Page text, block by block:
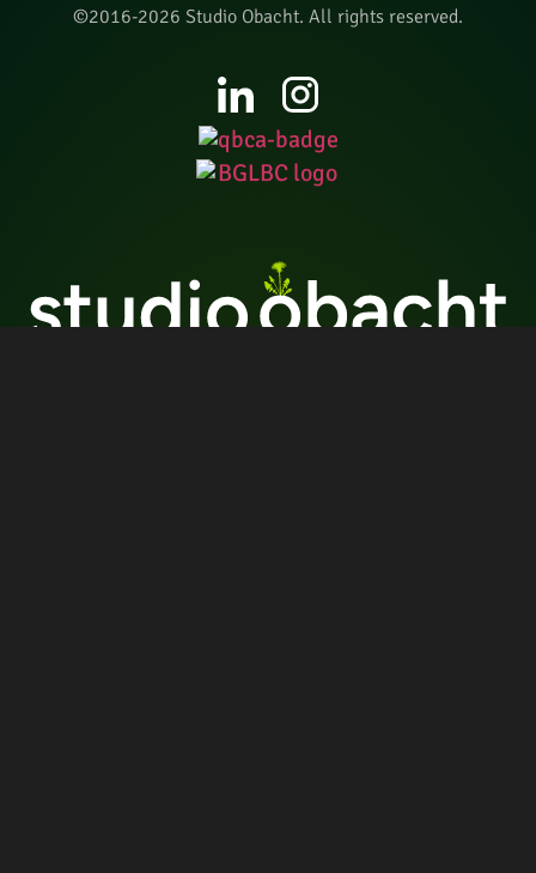
©2016-2026 Studio Obacht. All rights reserved.